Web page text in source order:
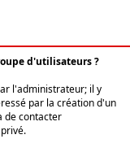
d'utilisateurs ?
l'administrateur; il y
par la création d'un
de contacter